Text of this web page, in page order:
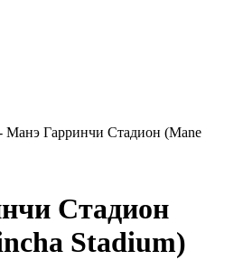
Манэ Гарринчи Стадион (Mane
Стадион
Stadium)